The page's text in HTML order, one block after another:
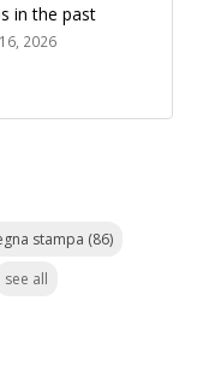
in the past
2026
stampa (86)
see all